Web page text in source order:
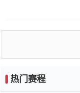
热门赛程